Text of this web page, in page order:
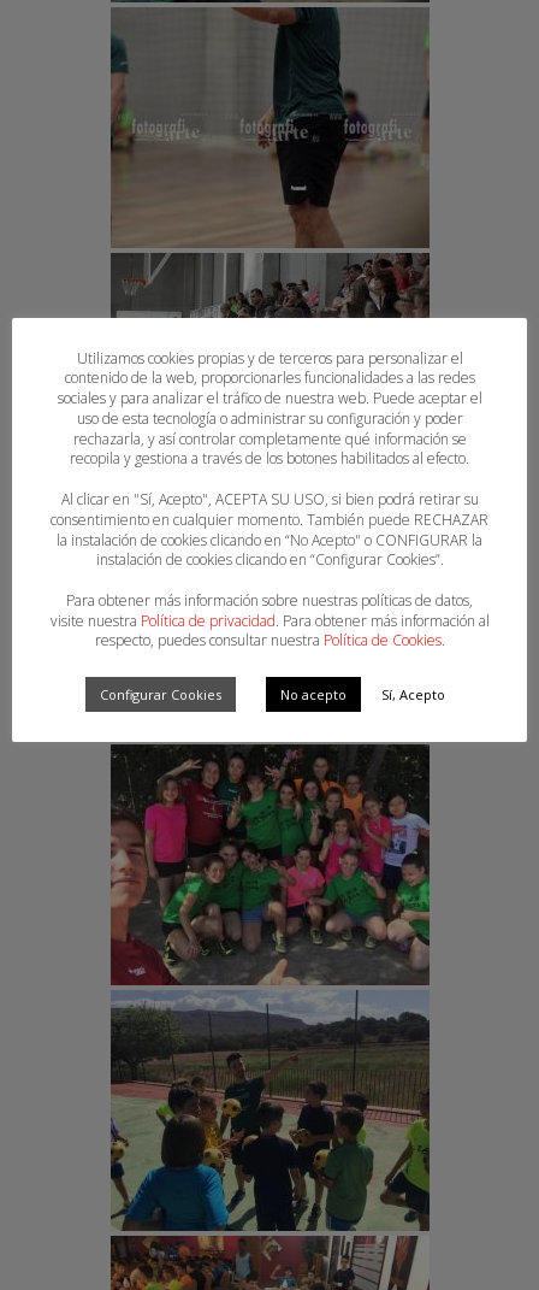
Utilizamos cookies propias y de terceros para personalizar el
contenido de la web, proporcionarles funcionalidades a las redes
sociales y para analizar el tráfico de nuestra web. Puede aceptar el
uso de esta tecnología o administrar su configuración y poder
rechazarla, y así controlar completamente qué información se
recopila y gestiona a través de los botones habilitados al efecto.
Al clicar en "Sí, Acepto", ACEPTA SU USO, si bien podrá retirar su
consentimiento en cualquier momento. También puede RECHAZAR
la instalación de cookies clicando en “No Acepto" o CONFIGURAR la
instalación de cookies clicando en “Configurar Cookies”.
Para obtener más información sobre nuestras políticas de datos,
visite nuestra Política de privacidad. Para obtener más información al
respecto, puedes consultar nuestra Política de Cookies.
Configurar Cookies No acepto Sí, Acepto